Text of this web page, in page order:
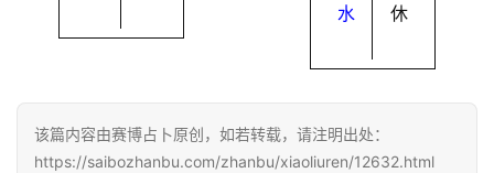
水 休
该篇内容由赛博占卜原创，如若转载，请注明出处：
https://saibozhanbu.com/zhanbu/xiaoliuren/12632.html